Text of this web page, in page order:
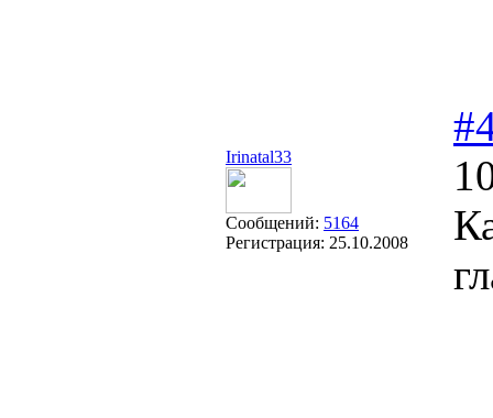
Irinatal33
Сообщений: 5164
Регистрация: 25.10.2008